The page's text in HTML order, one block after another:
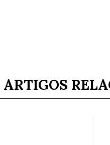
ARTIGOS